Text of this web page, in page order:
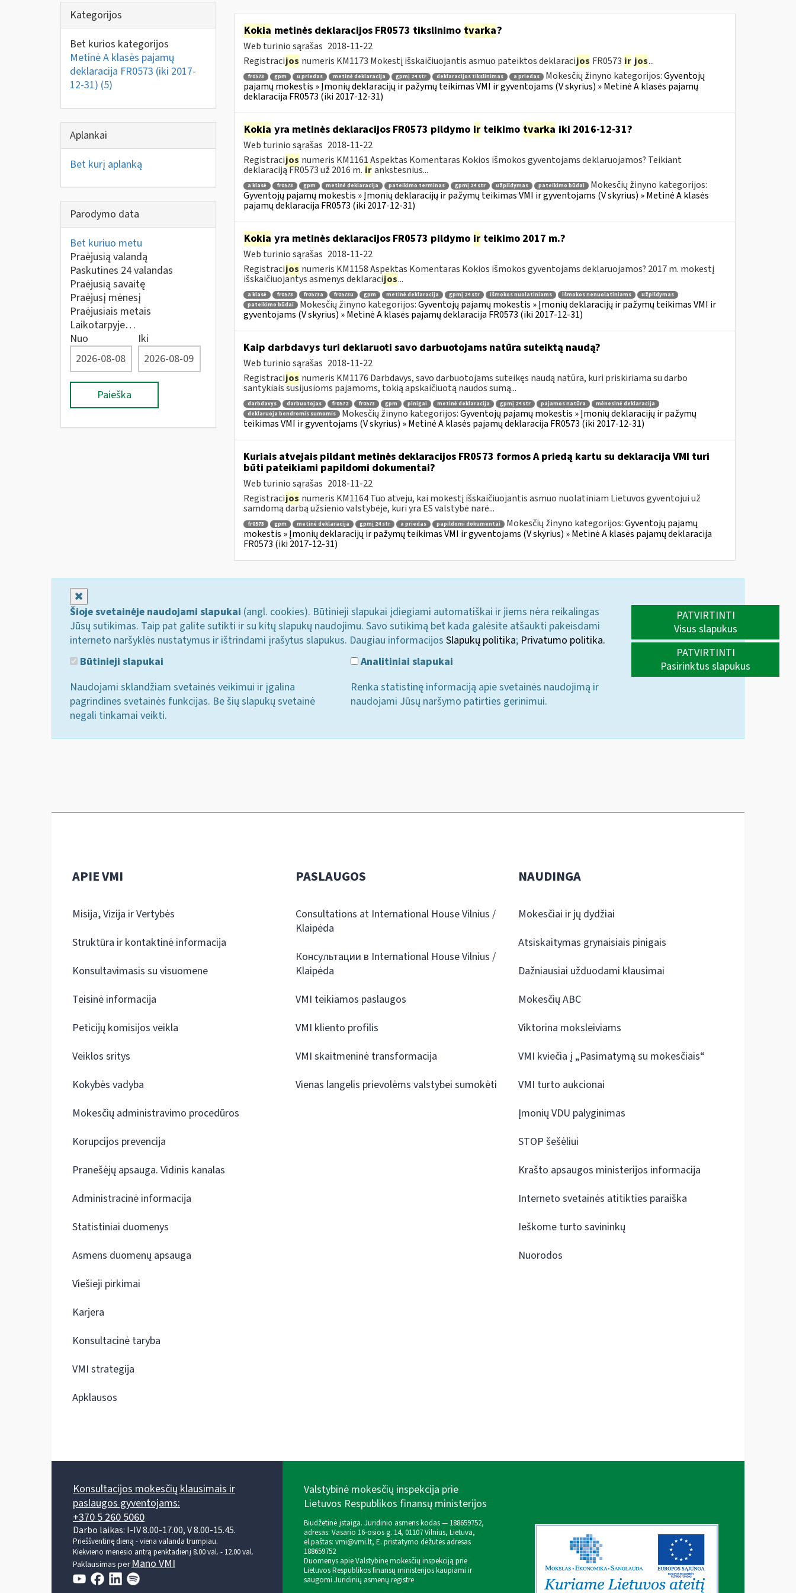
Kategorijos
Bet kurios kategorijos
Metinė A klasės pajamų
deklaracija FR0573 (iki 2017-
12-31) (5)
Aplankai
Bet kurį aplanką
Parodymo data
Bet kuriuo metu
Praėjusią valandą
Paskutines 24 valandas
Praėjusią savaitę
Praėjusį mėnesį
Praėjusiais metais
Laikotarpyje…
Nuo
Iki
Paieška
Kokia metinės deklaracijos FR0573 tikslinimo tvarka?
Web turinio sąrašas 2018-11-22
Registracijos numeris KM1173 Mokestį išskaičiuojantis asmuo pateiktos deklaracijos FR0573 ir jos...
fr0573 gpm u priedas metinė deklaracija gpmį 24 str deklaracijos tikslinimas a priedas Mokesčių žinyno kategorijos:Gyventojų
pajamų mokestis » Įmonių deklaracijų ir pažymų teikimas VMI ir gyventojams (V skyrius) » Metinė A klasės pajamų
deklaracija FR0573 (iki 2017-12-31)
Kokia yra metinės deklaracijos FR0573 pildymo irteikimo tvarka iki 2016-12-31?
Web turinio sąrašas 2018-11-22
Registracijos numeris KM1161 Aspektas Komentaras Kokios išmokos gyventojams deklaruojamos? Teikiant
deklaraciją FR0573 už 2016 m. ir ankstesnius...
a klasė fr0573 gpm metinė deklaracija pateikimo terminas gpmį 24 str užpildymas pateikimo būdai
Mokesčių žinyno kategorijos:
Gyventojų pajamų mokestis » Įmonių deklaracijų ir pažymų teikimas VMI ir gyventojams (V skyrius) » Metinė A klasės
pajamų deklaracija FR0573 (iki 2017-12-31)
Kokia yra metinės deklaracijos FR0573 pildymo irteikimo 2017 m.?
Web turinio sąrašas 2018-11-22
Registracijos numeris KM1158 Aspektas Komentaras Kokios išmokos gyventojams deklaruojamos? 2017 m. mokestį
išskaičiuojantys asmenys deklaracijos...
a klasė fr0573 fr0573a fr0573u gpm metinė deklaracija gpmį 24 str išmokos nuolatiniams išmokos nenuolatiniams
užpildymas
pateikimo būdai
Mokesčių žinyno kategorijos:Gyventojų pajamų mokestis » Įmonių deklaracijų ir pažymų teikimas VMI ir
gyventojams (V skyrius) » Metinė A klasės pajamų deklaracija FR0573 (iki 2017-12-31)
Kaip darbdavys turi deklaruoti savo darbuotojams natūra suteiktą naudą?
Web turinio sąrašas 2018-11-22
Registracijos numeris KM1176 Darbdavys, savo darbuotojams suteikęs naudą natūra, kuri priskiriama su darbo
santykiais susijusioms pajamoms, tokią apskaičiuotą naudos sumą...
darbdavys darbuotojas fr0572 fr0573 gpm pinigai metinė deklaracija gpmį 24 str pajamos natūra
mėnesinė deklaracija
deklaruoja bendromis sumomis
Mokesčių žinyno kategorijos:Gyventojų pajamų mokestis » Įmonių deklaracijų ir pažymų
teikimas VMI ir gyventojams (V skyrius) » Metinė A klasės pajamų deklaracija FR0573 (iki 2017-12-31)
Kuriais atvejais pildant metinės deklaracijos FR0573 formos A priedą kartu su deklaracija VMI turi
būti pateikiami papildomi dokumentai?
Web turinio sąrašas 2018-11-22
Registracijos numeris KM1164 Tuo atveju, kai mokestį išskaičiuojantis asmuo nuolatiniam Lietuvos gyventojui už
samdomą darbą užsienio valstybėje, kuri yra ES valstybė narė...
fr0573 gpm metinė deklaracija gpmį 24 str a priedas papildomi dokumentai Mokesčių žinyno kategorijos:Gyventojų pajamų
mokestis » Įmonių deklaracijų ir pažymų teikimas VMI ir gyventojams (V skyrius) » Metinė A klasės pajamų deklaracija
FR0573 (iki 2017-12-31)
Šioje svetainėje naudojami slapukai (angl. cookies). Būtinieji slapukai įdiegiami automatiškai ir jiems nėra reikalingas
Jūsų sutikimas. Taip pat galite sutikti ir su kitų slapukų naudojimu. Savo sutikimą bet kada galėsite atšaukti pakeisdami
interneto naršyklės nustatymus ir ištrindami įrašytus slapukus. Daugiau informacijos Slapukų politika; Privatumo politika.
Būtinieji slapukai
Naudojami sklandžiam svetainės veikimui ir įgalina
pagrindines svetainės funkcijas. Be šių slapukų svetainė
negali tinkamai veikti.
Analitiniai slapukai
Renka statistinę informaciją apie svetainės naudojimą ir
naudojami Jūsų naršymo patirties gerinimui.
PATVIRTINTI
Visus slapukus
PATVIRTINTI
Pasirinktus slapukus
APIE VMI
Misija, Vizija ir Vertybės
Struktūra ir kontaktinė informacija
Konsultavimasis su visuomene
Teisinė informacija
Peticijų komisijos veikla
Veiklos sritys
Kokybės vadyba
Mokesčių administravimo procedūros
Korupcijos prevencija
Pranešėjų apsauga. Vidinis kanalas
Administracinė informacija
Statistiniai duomenys
Asmens duomenų apsauga
Viešieji pirkimai
Karjera
Konsultacinė taryba
VMI strategija
Apklausos
PASLAUGOS
Consultations at International House Vilnius /
Klaipėda
Консультации в International House Vilnius /
Klaipėda
VMI teikiamos paslaugos
VMI kliento profilis
VMI skaitmeninė transformacija
Vienas langelis prievolėms valstybei sumokėti
NAUDINGA
Mokesčiai ir jų dydžiai
Atsiskaitymas grynaisiais pinigais
Dažniausiai užduodami klausimai
Mokesčių ABC
Viktorina moksleiviams
VMI kviečia į „Pasimatymą su mokesčiais“
VMI turto aukcionai
Įmonių VDU palyginimas
STOP šešėliui
Krašto apsaugos ministerijos informacija
Interneto svetainės atitikties paraiška
Ieškome turto savininkų
Nuorodos
Konsultacijos mokesčių klausimais ir
paslaugos gyventojams:
+370 5 260 5060
Darbo laikas: I-IV 8.00-17.00, V 8.00-15.45.
Prieššventinę dieną - viena valanda trumpiau.
Kiekvieno mėnesio antrą penktadienį 8.00 val. - 12.00 val.
Paklausimas perMano VMI
Valstybinė mokesčių inspekcija prie
Lietuvos Respublikos finansų ministerijos
Biudžetinė įstaiga. Juridinio asmens kodas — 188659752,
adresas: Vasario 16-osios g. 14, 01107 Vilnius, Lietuva,
el.paštas: vmi@vmi.lt, E. pristatymo dėžutės adresas
188659752
Duomenys apie Valstybinę mokesčių inspekciją prie
Lietuvos Respublikos finansų ministerijos kaupiami ir
saugomi Juridinių asmenų registre